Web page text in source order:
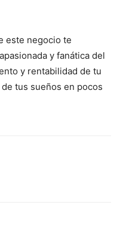
este negocio te
y fanática del
y rentabilidad de tu
tus sueños en pocos